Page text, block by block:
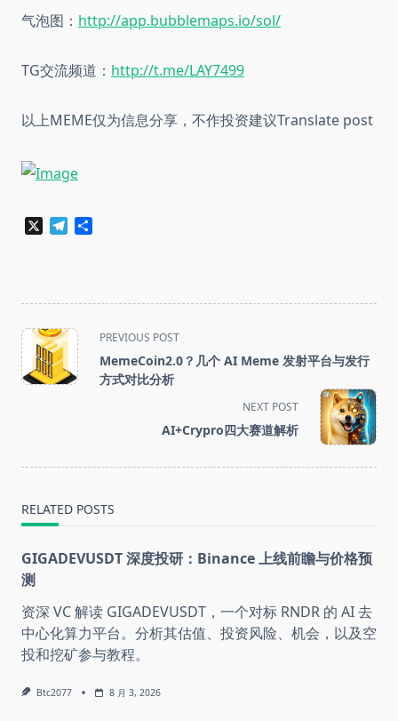
气泡图： http://app.bubblemaps.io/sol/
TG交流频道： http://t.me/LAY7499
以上MEME仅为信息分享，不作投资建议Translate post
Telegram
<span
class="nav-
subtitle
PREVIOUS POST
MemeCoin2.0？几个 AI Meme 发射平台与发行
方式对比分析
NEXT POST
AI+Crypro四大赛道解析
RELATED POSTS
GIGADEVUSDT 深度投研：Binance 上线前瞻与价格预
测
资深 VC 解读 GIGADEVUSDT，一个对标 RNDR 的 AI 去
中心化算力平台。分析其估值、投资风险、机会，以及空
投和挖矿参与教程。
Btc2077 8 月 3, 2026